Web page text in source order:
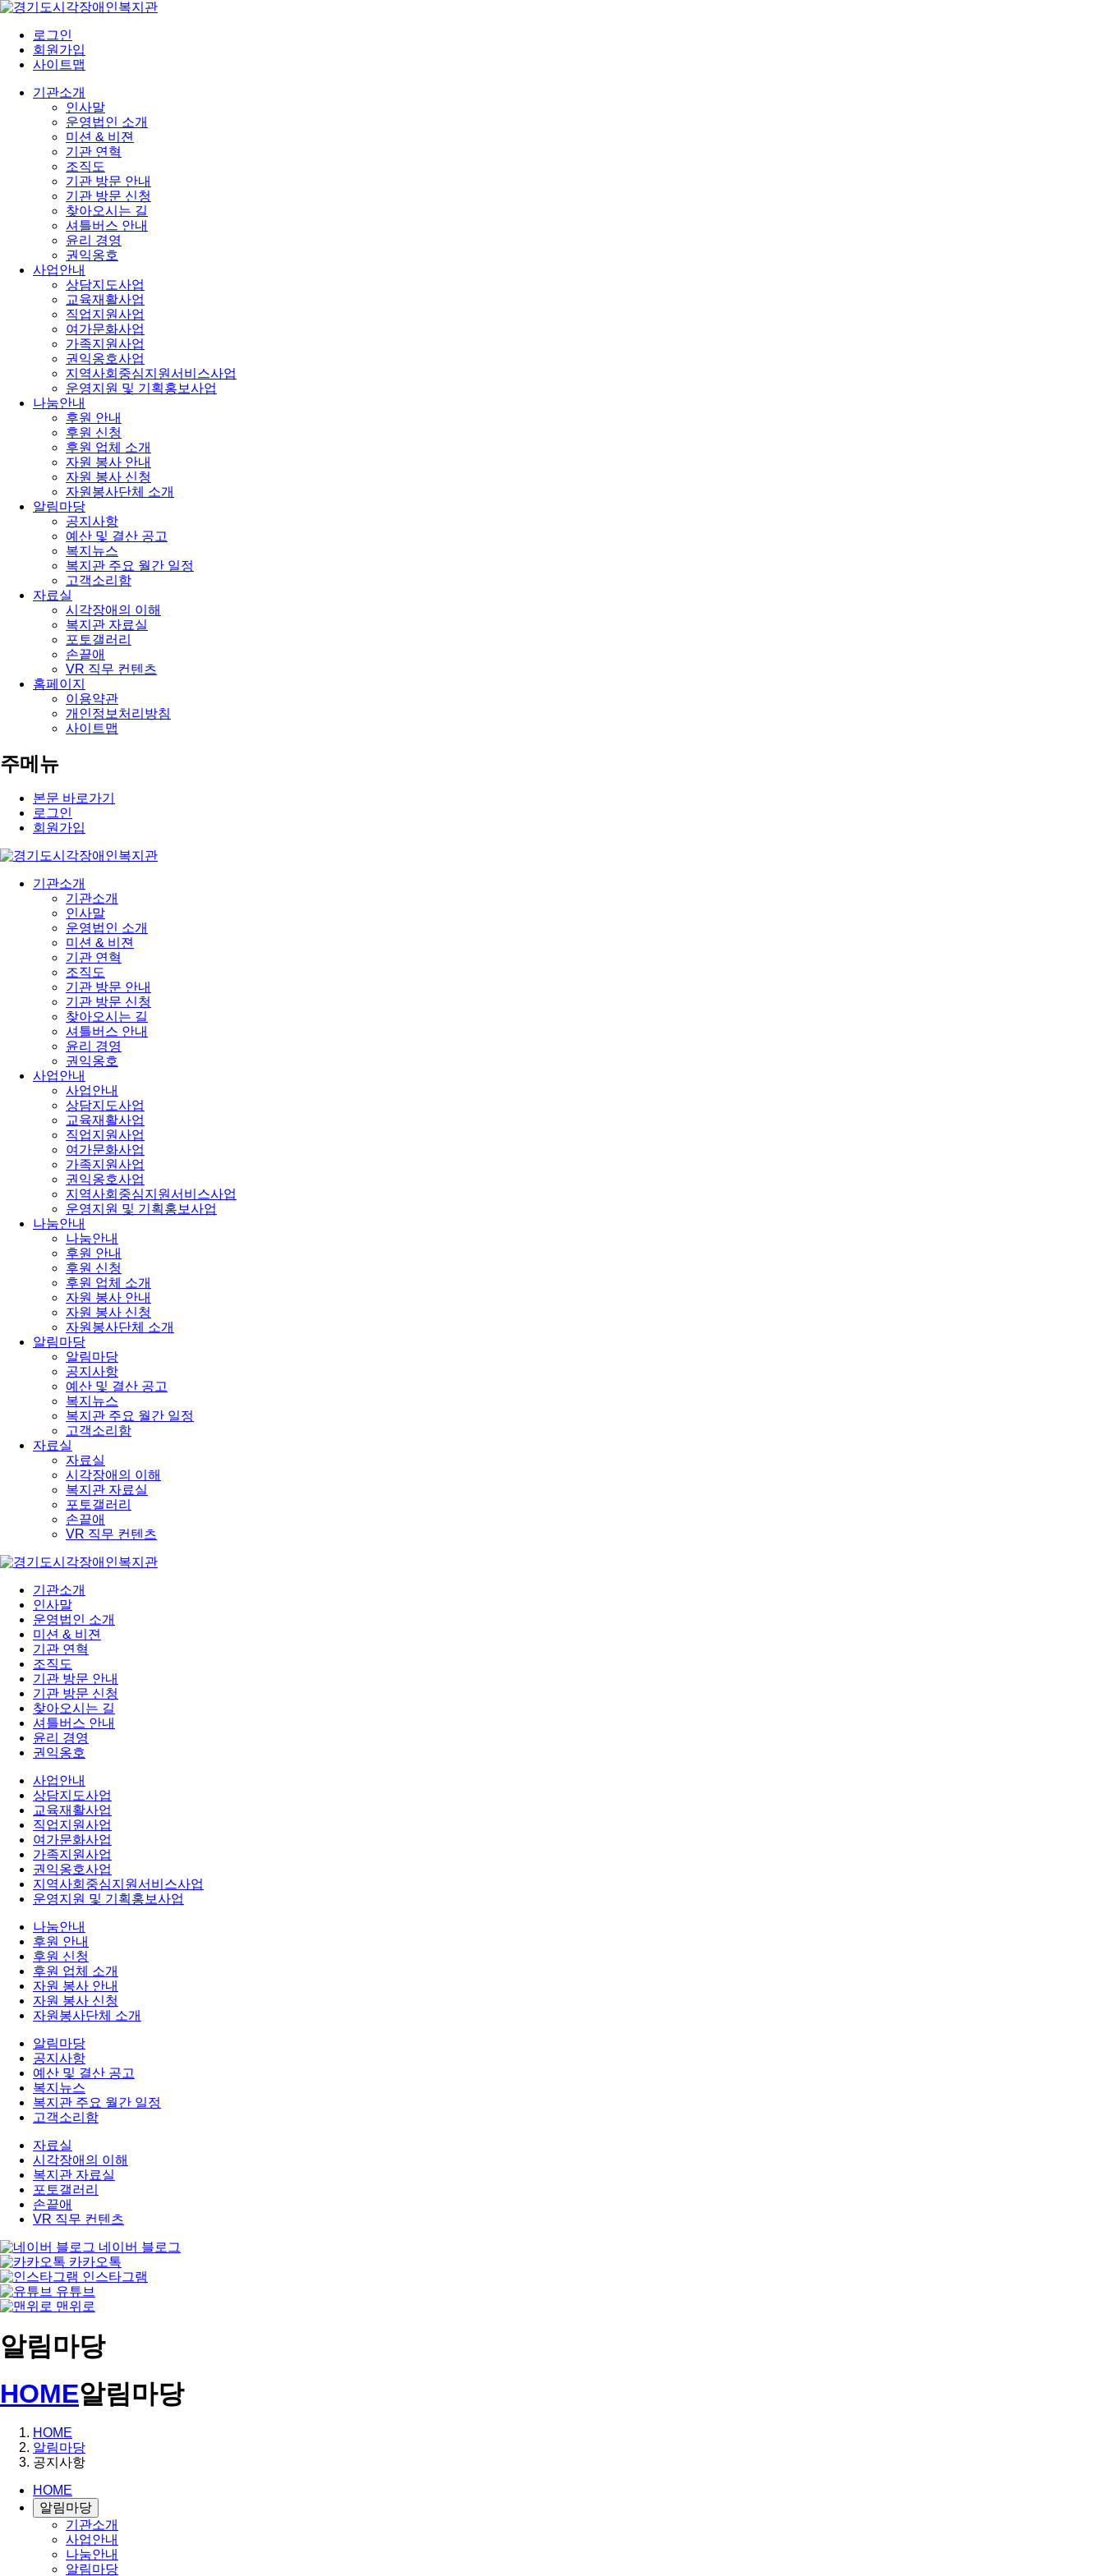
로그인
회원가입
사이트맵
기관소개
인사말
운영법인 소개
미션 & 비젼
기관 연혁
조직도
기관 방문 안내
기관 방문 신청
찾아오시는 길
셔틀버스 안내
윤리 경영
권익옹호
사업안내
상담지도사업
교육재활사업
직업지원사업
여가문화사업
가족지원사업
권익옹호사업
지역사회중심지원서비스사업
운영지원 및 기획홍보사업
나눔안내
후원 안내
후원 신청
후원 업체 소개
자원 봉사 안내
자원 봉사 신청
자원봉사단체 소개
알림마당
공지사항
예산 및 결산 공고
복지뉴스
복지관 주요 월간 일정
고객소리함
자료실
시각장애의 이해
복지관 자료실
포토갤러리
손끝애
VR 직무 컨텐츠
홈페이지
이용약관
개인정보처리방침
사이트맵
주메뉴
본문 바로가기
로그인
회원가입
기관소개
기관소개
인사말
운영법인 소개
미션 & 비젼
기관 연혁
조직도
기관 방문 안내
기관 방문 신청
찾아오시는 길
셔틀버스 안내
윤리 경영
권익옹호
사업안내
사업안내
상담지도사업
교육재활사업
직업지원사업
여가문화사업
가족지원사업
권익옹호사업
지역사회중심지원서비스사업
운영지원 및 기획홍보사업
나눔안내
나눔안내
후원 안내
후원 신청
후원 업체 소개
자원 봉사 안내
자원 봉사 신청
자원봉사단체 소개
알림마당
알림마당
공지사항
예산 및 결산 공고
복지뉴스
복지관 주요 월간 일정
고객소리함
자료실
자료실
시각장애의 이해
복지관 자료실
포토갤러리
손끝애
VR 직무 컨텐츠
기관소개
인사말
운영법인 소개
미션 & 비젼
기관 연혁
조직도
기관 방문 안내
기관 방문 신청
찾아오시는 길
셔틀버스 안내
윤리 경영
권익옹호
사업안내
상담지도사업
교육재활사업
직업지원사업
여가문화사업
가족지원사업
권익옹호사업
지역사회중심지원서비스사업
운영지원 및 기획홍보사업
나눔안내
후원 안내
후원 신청
후원 업체 소개
자원 봉사 안내
자원 봉사 신청
자원봉사단체 소개
알림마당
공지사항
예산 및 결산 공고
복지뉴스
복지관 주요 월간 일정
고객소리함
자료실
시각장애의 이해
복지관 자료실
포토갤러리
손끝애
VR 직무 컨텐츠
네이버 블로그
카카오톡
인스타그램
유튜브
맨위로
알림마당
HOME알림마당
HOME
알림마당
공지사항
HOME
알림마당
기관소개
사업안내
나눔안내
알림마당